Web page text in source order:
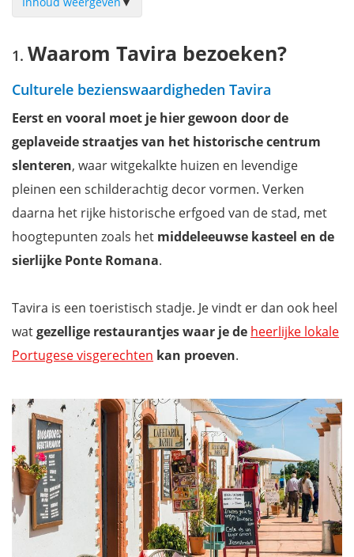
De rijke geschiedenis van Tavira
Castelo de Tavira
Igreja de Santa Maria do Castelo
Casa das Artes de Tavira
Het eiland Ilha de Tavira
Het anker kerkhof Cemitério das âncoras
Praça da República
Misericórdia-kerk
Camera Obscura - Tavira Eye
De Zoutpannen van Tavira
Verken Tavira vanop het toeristentreintje
Hoe bereik je Tavira?
Mis niets met onze reisgids Portugal
Waarom Tavira bezoeken?
Culturele bezienswaardigheden Tavira
Eerst en vooral moet je hier gewoon door de
geplaveide straatjes van het historische centrum
slenteren, waar witgekalkte huizen en levendige
pleinen een schilderachtig decor vormen. Verken
daarna het rijke historische erfgoed van de stad, met
hoogtepunten zoals het middeleeuwse kasteel en de
sierlijke Ponte Romana.
Tavira is een toeristisch stadje. Je vindt er dan ook heel
watgezellige restaurantjes waar je de heerlijke lokale
Portugese visgerechten kan proeven.